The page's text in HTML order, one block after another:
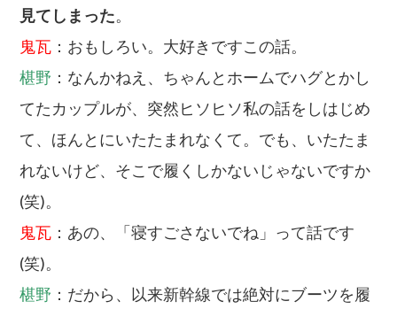
見てしまった。
鬼瓦 ：おもしろい。大好きですこの話。
椹野 ：なんかねえ、ちゃんとホームでハグとかし
てたカップルが、突然ヒソヒソ私の話をしはじめ
て、ほんとにいたたまれなくて。でも、いたたま
れないけど、そこで履くしかないじゃないですか
(笑)。
鬼瓦 ：あの、「寝すごさないでね」って話です
(笑)。
椹野 ：だから、以来新幹線では絶対にブーツを履